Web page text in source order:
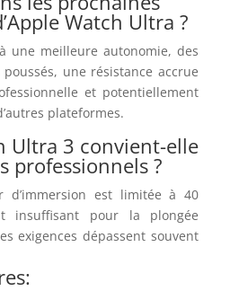
Watch Ultra ?
une meilleure autonomie, des
une résistance accrue
et potentiellement
plateformes.
Ultra 3 convient-elle
professionnels ?
d’immersion est limitée à 40
insuffisant pour la plongée
exigences dépassent souvent